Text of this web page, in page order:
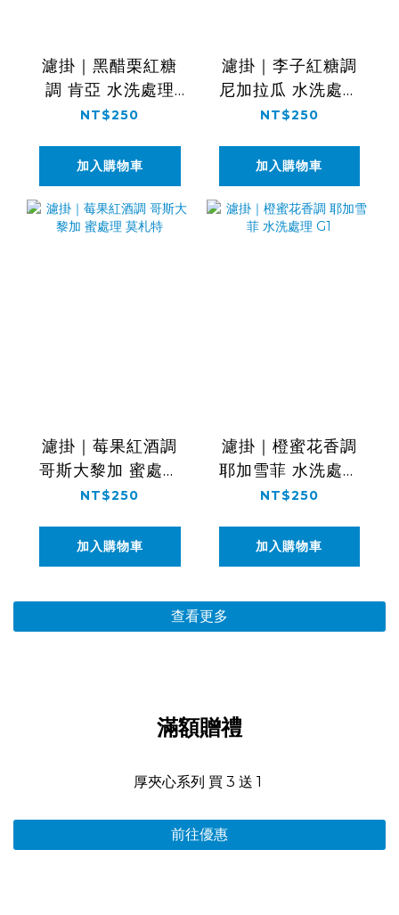
濾掛｜黑醋栗紅糖
調 肯亞 水洗處理
AA TOP
NT$250
加入購物車
濾掛｜李子紅糖調
尼加拉瓜 水洗處理
花語
NT$250
加入購物車
濾掛｜莓果紅酒調
哥斯大黎加 蜜處理
莫札特
NT$250
加入購物車
濾掛｜橙蜜花香調
耶加雪菲 水洗處理
G1
NT$250
加入購物車
查看更多
滿額贈禮
厚夾心系列 買 3 送 1
前往優惠